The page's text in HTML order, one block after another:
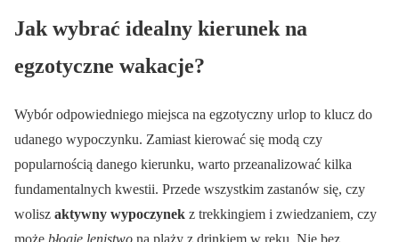
Jak wybrać idealny kierunek na
egzotyczne wakacje?
Wybór odpowiedniego miejsca na egzotyczny urlop to klucz do
udanego wypoczynku. Zamiast kierować się modą czy
popularnością danego kierunku, warto przeanalizować kilka
fundamentalnych kwestii. Przede wszystkim zastanów się, czy
wolisz aktywny wypoczynek z trekkingiem i zwiedzaniem, czy